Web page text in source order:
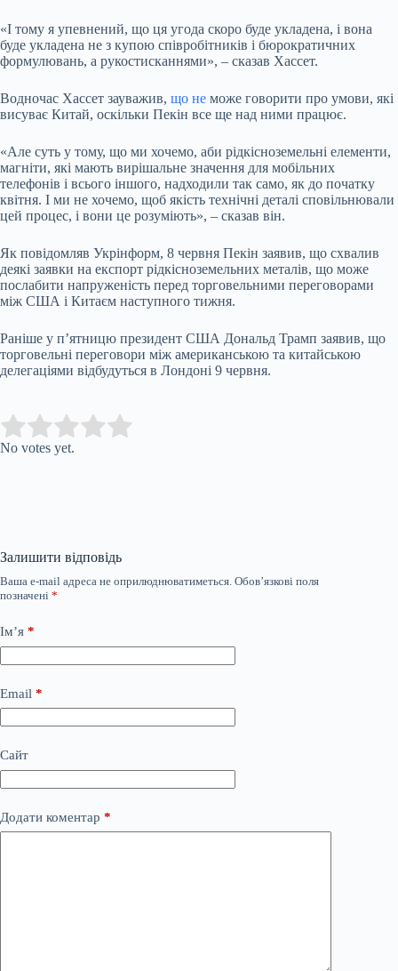
«І тому я упевнений, що ця угода скоро буде укладена, і вона
буде укладена не з купою співробітників і бюрократичних
формулювань, а рукостисканнями», – сказав Хассет.
Водночас Хассет зауважив, що не може говорити про умови, які
висуває Китай, оскільки Пекін все ще над ними працює.
«Але суть у тому, що ми хочемо, аби рідкісноземельні елементи,
магніти, які мають вирішальне значення для мобільних
телефонів і всього іншого, надходили так само, як до початку
квітня. І ми не хочемо, щоб якість технічні деталі сповільнювали
цей процес, і вони це розуміють», – сказав він.
Як повідомляв Укрінформ, 8 червня Пекін заявив, що схвалив
деякі заявки на експорт рідкісноземельних металів, що може
послабити напруженість перед торговельними переговорами
між США і Китаєм наступного тижня.
Раніше у п’ятницю президент США Дональд Трамп заявив, що
торговельні переговори між американською та китайською
делегаціями відбудуться в Лондоні 9 червня.
Rate this item:
No votes yet.
Залишити відповідь
Ваша e-mail адреса не оприлюднюватиметься. Обов’язкові поля
позначені *
Ім’я *
Email *
Сайт
Додати коментар *